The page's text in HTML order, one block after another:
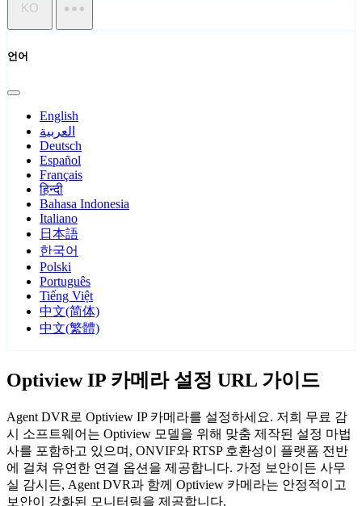
KO
언어
English
العربية
Deutsch
Español
Français
हिन्दी
Bahasa Indonesia
Italiano
日本語
한국어
Polski
Português
Tiếng Việt
中文(简体)
中文(繁體)
Optiview IP 카메라 설정 URL 가이드
Agent DVR로 Optiview IP 카메라를 설정하세요. 저희 무료 감
시 소프트웨어는 Optiview 모델을 위해 맞춤 제작된 설정 마법
사를 포함하고 있으며, ONVIF와 RTSP 호환성이 플랫폼 전반
에 걸쳐 유연한 연결 옵션을 제공합니다. 가정 보안이든 사무
실 감시든, Agent DVR과 함께 Optiview 카메라는 안정적이고
보안이 강화된 모니터링을 제공합니다.